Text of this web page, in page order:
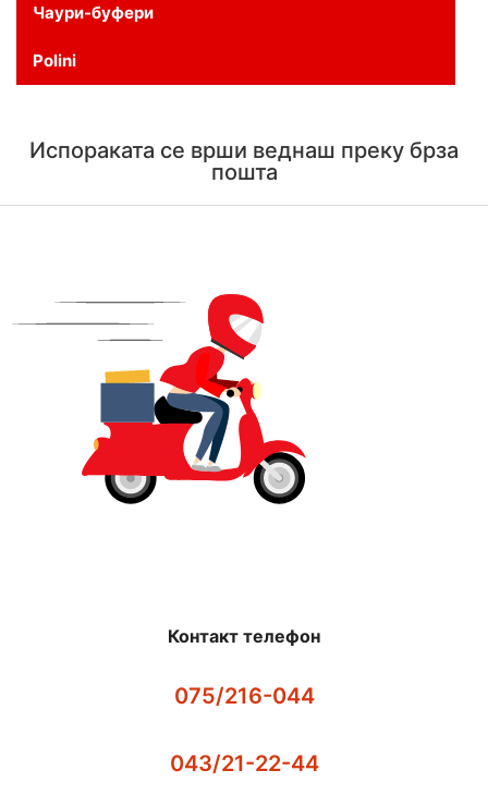
Чаури-буфери
Polini
Испораката се врши веднаш преку брза
пошта
Контакт телефон
075/216-044
043/21-22-44